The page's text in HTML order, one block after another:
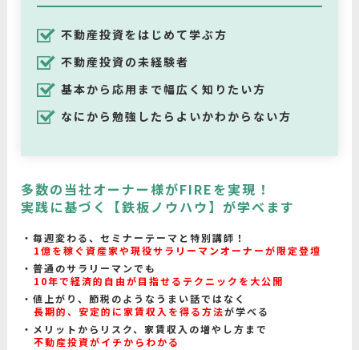
不動産投資をはじめて学ぶ方
不動産投資の未経験者
基本から応用まで幅広く知りたい方
なにから勉強したらよいかわからない方
多数の当社オーナー様がFIREを実現！
実践に基づく【鉄板ノウハウ】が学べます
毎週変わる、セミナーテーマと特別講師！
1億を稼ぐ資産家や現役サラリーマンオーナーが限定登壇
普通のサラリーマンでも
10年で経済的自由が目指せるテクニックを大公開
値上がり、節税のようなうまい話ではなく
長期的、安定的に家賃収入を得る方法が学べる
メリットからリスク、家賃収入の増やし方まで
不動産投資がイチからわかる